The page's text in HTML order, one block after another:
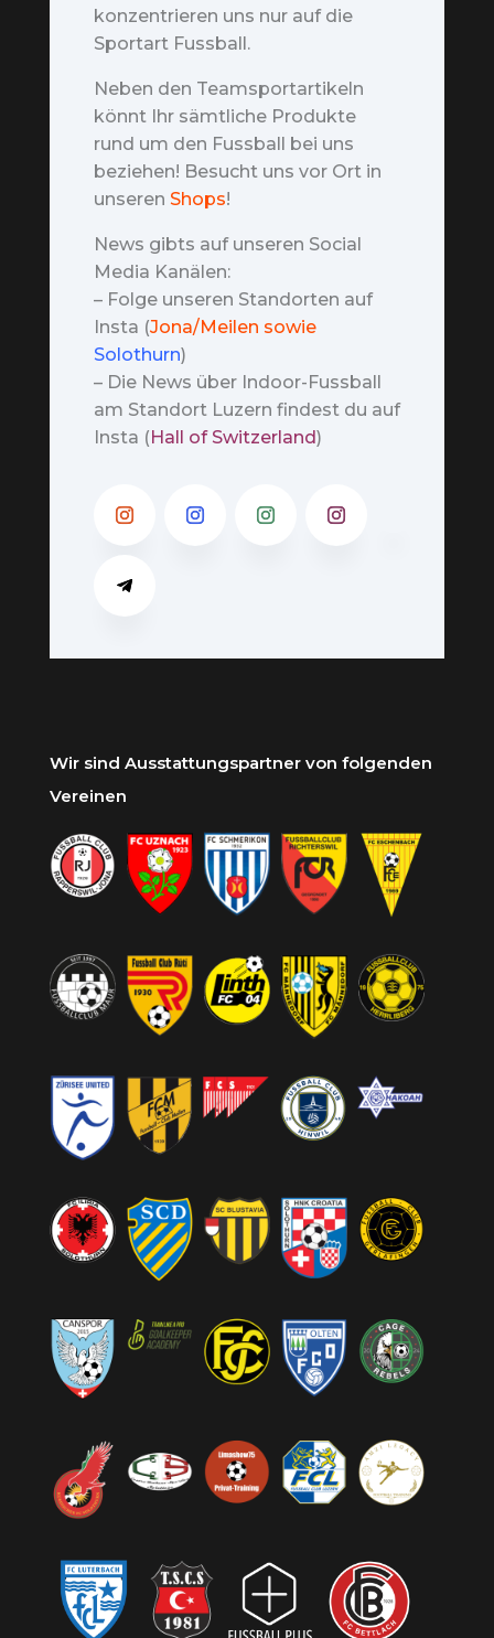
konzentrieren uns nur auf die
Sportart Fussball.
Neben den Teamsportartikeln
könnt Ihr sämtliche Produkte
rund um den Fussball bei uns
beziehen! Besucht uns vor Ort in
unseren Shops!
News gibts auf unseren Social
Media Kanälen:
– Folge unseren Standorten auf
Insta (Jona/Meilen sowie
Solothurn)
– Die News über Indoor-Fussball
am Standort Luzern findest du auf
Insta (Hall of Switzerland)
Wir sind Ausstattungspartner von folgenden
Vereinen